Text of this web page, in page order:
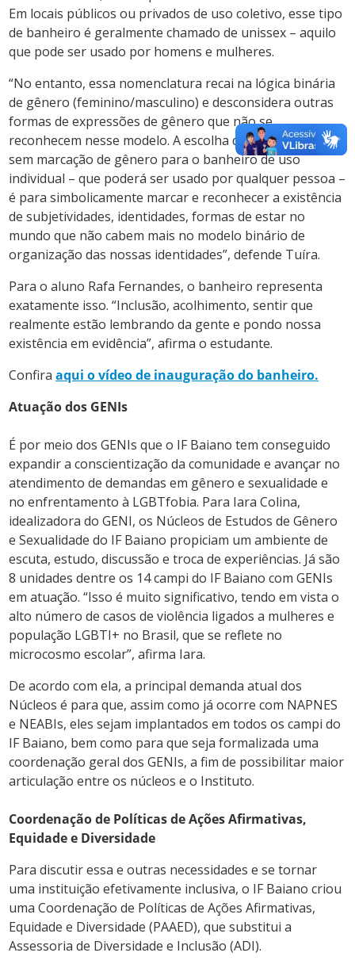
Em locais públicos ou privados de uso coletivo, esse tipo
de banheiro é geralmente chamado de unissex – aquilo
que pode ser usado por homens e mulheres.
“No entanto, essa nomenclatura recai na lógica binária
de gênero (feminino/masculino) e desconsidera outras
formas de expressões de gênero que não se
reconhecem nesse modelo. A escolha do nome banheiro
sem marcação de gênero para o banheiro de uso
individual – que poderá ser usado por qualquer pessoa –
é para simbolicamente marcar e reconhecer a existência
de subjetividades, identidades, formas de estar no
mundo que não cabem mais no modelo binário de
organização das nossas identidades”, defende Tuíra.
Para o aluno Rafa Fernandes, o banheiro representa
exatamente isso. “Inclusão, acolhimento, sentir que
realmente estão lembrando da gente e pondo nossa
existência em evidência”, afirma o estudante.
Confiraaqui o vídeo de inauguração do banheiro.
Atuação dos GENIs
É por meio dos GENIs que o IF Baiano tem conseguido
expandir a conscientização da comunidade e avançar no
atendimento de demandas em gênero e sexualidade e
no enfrentamento à LGBTfobia. Para Iara Colina,
idealizadora do GENI, os Núcleos de Estudos de Gênero
e Sexualidade do IF Baiano propiciam um ambiente de
escuta, estudo, discussão e troca de experiências. Já são
8 unidades dentre os 14 campi do IF Baiano com GENIs
em atuação. “Isso é muito significativo, tendo em vista o
alto número de casos de violência ligados a mulheres e
população LGBTI+ no Brasil, que se reflete no
microcosmo escolar”, afirma Iara.
De acordo com ela, a principal demanda atual dos
Núcleos é para que, assim como já ocorre com NAPNES
e NEABIs, eles sejam implantados em todos os campi do
IF Baiano, bem como para que seja formalizada uma
coordenação geral dos GENIs, a fim de possibilitar maior
articulação entre os núcleos e o Instituto.
Coordenação de Políticas de Ações Afirmativas,
Equidade e Diversidade
Para discutir essa e outras necessidades e se tornar
uma instituição efetivamente inclusiva, o IF Baiano criou
uma Coordenação de Políticas de Ações Afirmativas,
Equidade e Diversidade (PAAED), que substitui a
Assessoria de Diversidade e Inclusão (ADI).